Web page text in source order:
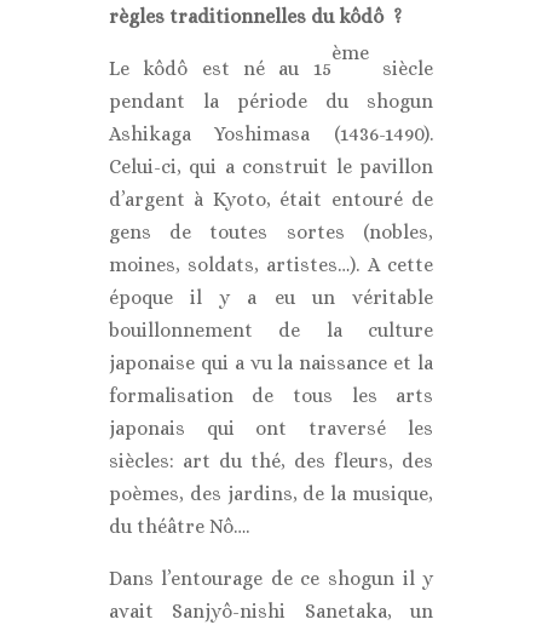
règles traditionnelles du kôdô ?
Le kôdô est né au 15
ème
siècle
pendant la période du shogun
Ashikaga Yoshimasa (1436-1490).
Celui-ci, qui a construit le pavillon
d’argent à Kyoto, était entouré de
gens de toutes sortes (nobles,
moines, soldats, artistes…). A cette
époque il y a eu un véritable
bouillonnement de la culture
japonaise qui a vu la naissance et la
formalisation de tous les arts
japonais qui ont traversé les
siècles: art du thé, des fleurs, des
poèmes, des jardins, de la musique,
du théâtre Nô….
Dans l’entourage de ce shogun il y
avait Sanjyô-nishi Sanetaka, un